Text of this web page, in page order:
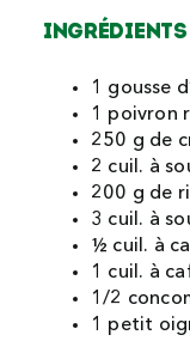
INGRÉDIENTS
1 gousse
1 poivron
250 g de
2 cuil. à
200 g de
3 cuil. à
½ cuil. à
1 cuil. à
1/2
1 petit